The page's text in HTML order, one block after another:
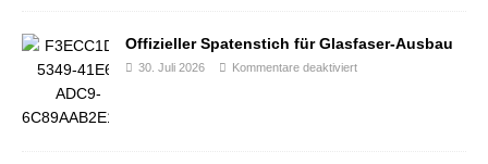
Offizieller Spatenstich für Glasfaser-Ausbau
30. Juli 2026 Kommentare deaktiviert